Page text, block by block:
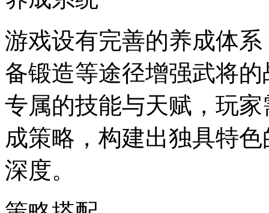
游戏设有完善的养成体
备锻造等途径增强武将
专属的技能与天赋，玩
成策略，构建出独具特
深度。